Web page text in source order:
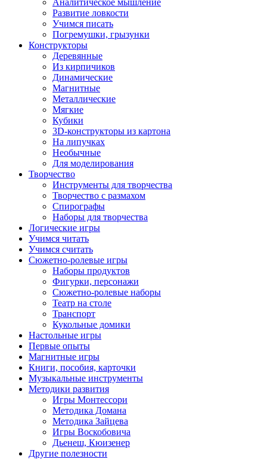
Аналитическое мышление
Развитие ловкости
Учимся писать
Погремушки, грызунки
Конструкторы
Деревянные
Из кирпичиков
Динамические
Магнитные
Металлические
Мягкие
Кубики
3D-конструкторы из картона
На липучках
Необычные
Для моделирования
Творчество
Инструменты для творчества
Творчество с размахом
Спирографы
Наборы для творчества
Логические игры
Учимся читать
Учимся считать
Сюжетно-ролевые игры
Наборы продуктов
Фигурки, персонажи
Сюжетно-ролевые наборы
Театр на столе
Транспорт
Кукольные домики
Настольные игры
Первые опыты
Магнитные игры
Книги, пособия, карточки
Музыкальные инструменты
Методики развития
Игры Монтессори
Методика Домана
Методика Зайцева
Игры Воскобовича
Дьенеш, Кюизенер
Другие полезности